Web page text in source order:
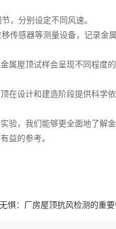
，分别设定不同风速。
传感器等测量设备，记录金
属屋顶试样会呈现不同程度
在设计和建造阶段提供科学
验，我们能够更全面地了解
益的参考。
惧：厂房屋顶抗风检测的重